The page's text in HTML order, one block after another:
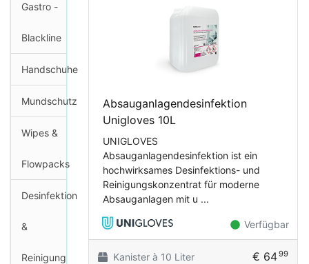
Gastro -
Blackline
Handschuhe
Mundschutz
Wipes &
Flowpacks
Desinfektion
&
Reinigung
Absauganlagendesinfektion
Unigloves 10L
UNIGLOVES
Absauganlagendesinfektion ist ein
hochwirksames Desinfektions- und
Reinigungskonzentrat für moderne
Absauganlagen mit u ...
Verfügbar
Kanister à 10 Liter € 6499